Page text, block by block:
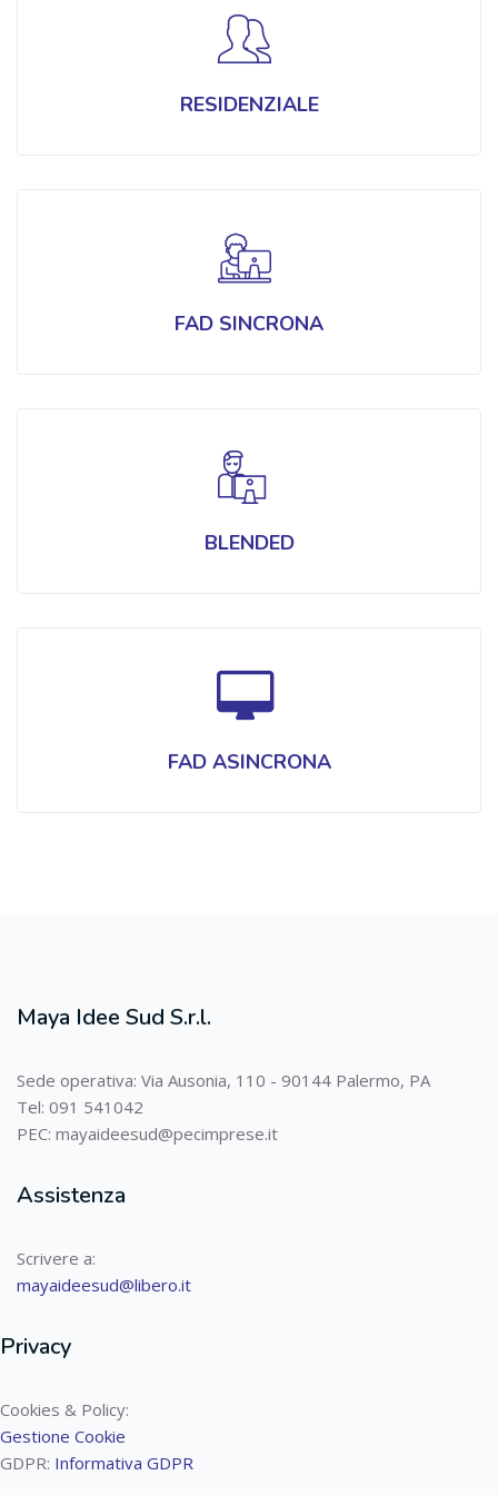
RESIDENZIALE
FAD SINCRONA
BLENDED
FAD ASINCRONA
Maya Idee Sud S.r.l.
Sede operativa: Via Ausonia, 110 - 90144 Palermo, PA
Tel: 091 541042
PEC: mayaideesud@pecimprese.it
Assistenza
Scrivere a:
mayaideesud@libero.it
Privacy
Cookies & Policy:
Gestione Cookie
GDPR: Informativa GDPR